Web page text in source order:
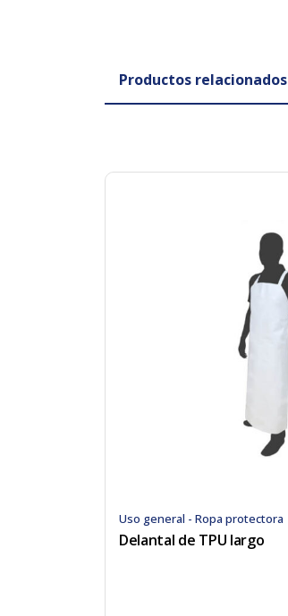
Productos relacionados
Uso general - Ropa protectora
Delantal de TPU largo